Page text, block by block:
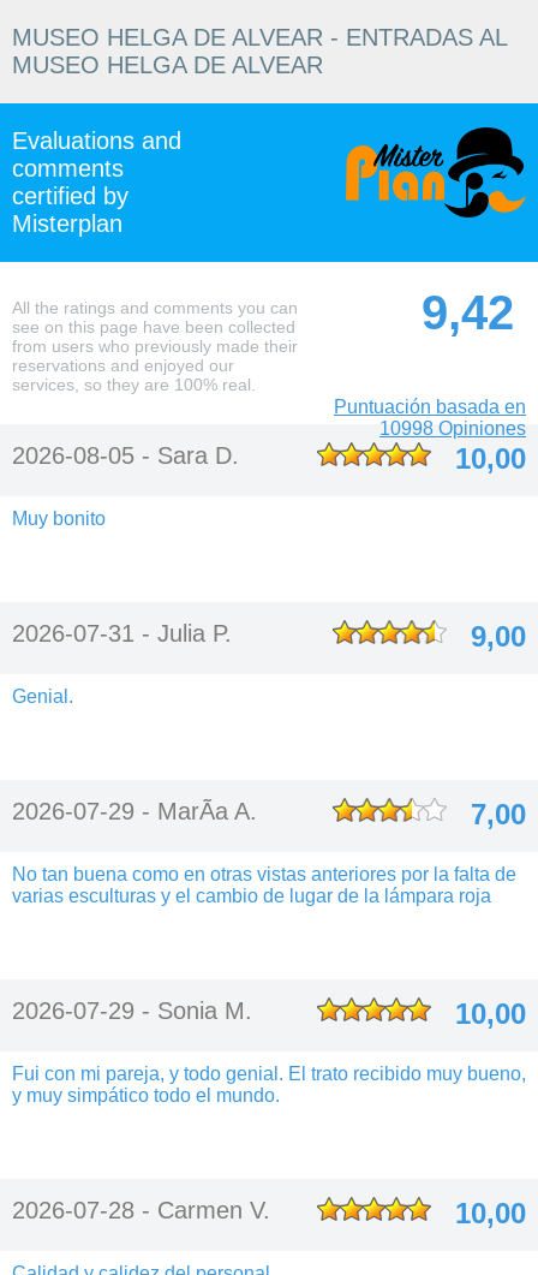
MUSEO HELGA DE ALVEAR - ENTRADAS AL
MUSEO HELGA DE ALVEAR
Evaluations and
comments
certified by
Misterplan
All the ratings and comments you can
see on this page have been collected
from users who previously made their
reservations and enjoyed our
services, so they are 100% real.
9,42
Puntuación basada en
10998 Opiniones
2026-08-05 - Sara D. 10,00
Muy bonito
2026-07-31 - Julia P. 9,00
Genial.
2026-07-29 - MarÃ­a A. 7,00
No tan buena como en otras vistas anteriores por la falta de
varias esculturas y el cambio de lugar de la lámpara roja
2026-07-29 - Sonia M. 10,00
Fui con mi pareja, y todo genial. El trato recibido muy bueno,
y muy simpático todo el mundo.
2026-07-28 - Carmen V. 10,00